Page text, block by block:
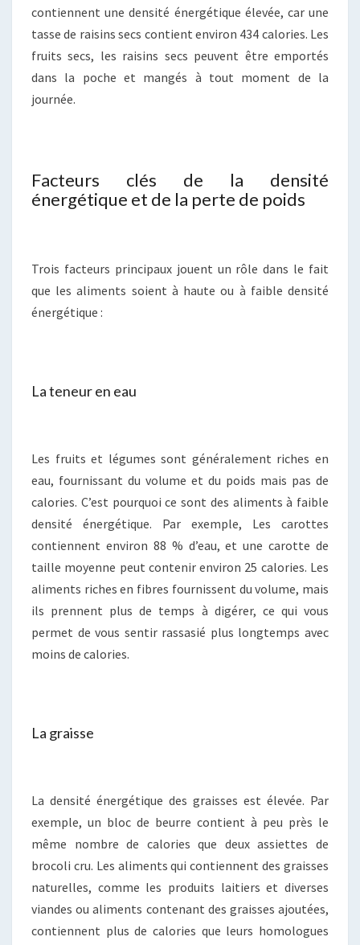
contiennent une densité énergétique élevée, car une
tasse de raisins secs contient environ 434 calories. Les
fruits secs, les raisins secs peuvent être emportés
dans la poche et mangés à tout moment de la
journée.
Facteurs clés de la densité
énergétique et de la perte de poids
Trois facteurs principaux jouent un rôle dans le fait
que les aliments soient à haute ou à faible densité
énergétique :
La teneur en eau
Les fruits et légumes sont généralement riches en
eau, fournissant du volume et du poids mais pas de
calories. C’est pourquoi ce sont des aliments à faible
densité énergétique. Par exemple, Les carottes
contiennent environ 88 % d’eau, et une carotte de
taille moyenne peut contenir environ 25 calories. Les
aliments riches en fibres fournissent du volume, mais
ils prennent plus de temps à digérer, ce qui vous
permet de vous sentir rassasié plus longtemps avec
moins de calories.
La graisse
La densité énergétique des graisses est élevée. Par
exemple, un bloc de beurre contient à peu près le
même nombre de calories que deux assiettes de
brocoli cru. Les aliments qui contiennent des graisses
naturelles, comme les produits laitiers et diverses
viandes ou aliments contenant des graisses ajoutées,
contiennent plus de calories que leurs homologues